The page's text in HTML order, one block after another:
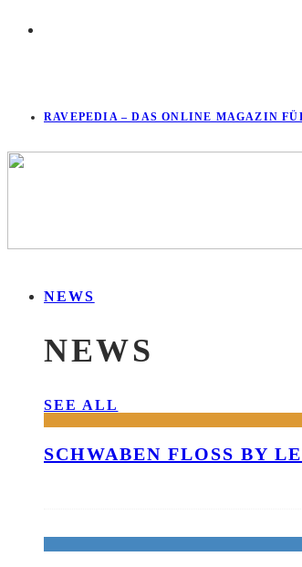
RAVEPEDIA – DAS ONLINE MAGAZIN
NEWS
NEWS
SEE ALL
SCHWABEN FLOSS BY